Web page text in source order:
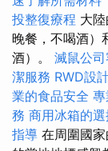
投整復療程 大
晚餐，不喝酒）
酒）。 滅鼠公
潔服務 RWD設
業的食品安全
務 商用冰箱的
指導 在周圍國